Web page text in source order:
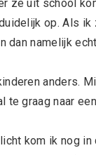
ze uit school
op. Als
namelijk
anders.
te graag naar
kom ik nog